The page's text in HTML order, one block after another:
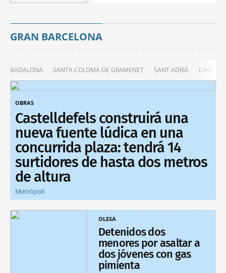
GRAN BARCELONA
BADALONA SANTA COLOMA DE GRAMENET SANT ADRIÀ
OBRAS
Castelldefels construirá una
nueva fuente lúdica en una
concurrida plaza: tendrá 14
surtidores de hasta dos metros
de altura
Metrópoli
OLESA
Detenidos dos
menores por asaltar a
dos jóvenes con gas
pimienta